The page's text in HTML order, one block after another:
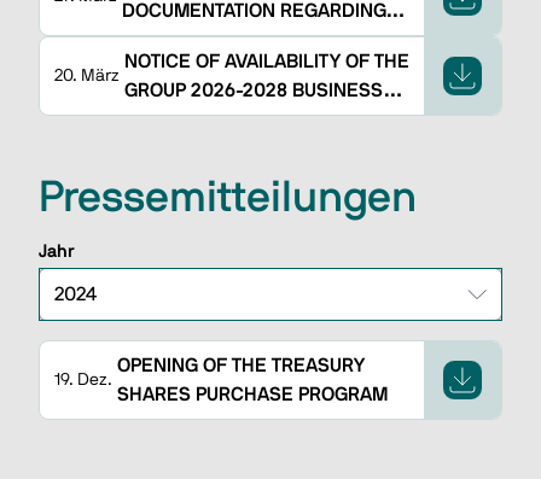
DOCUMENTATION REGARDING
THE SHAREHOLDERS' MEETING
OF APRIL 28, 2026
20. März
NOTICE OF AVAILABILITY OF THE
GROUP 2026-2028 BUSINESS
PLAN
Pressemitteilungen
Jahr
19. Dez.
OPENING OF THE TREASURY
SHARES PURCHASE PROGRAM